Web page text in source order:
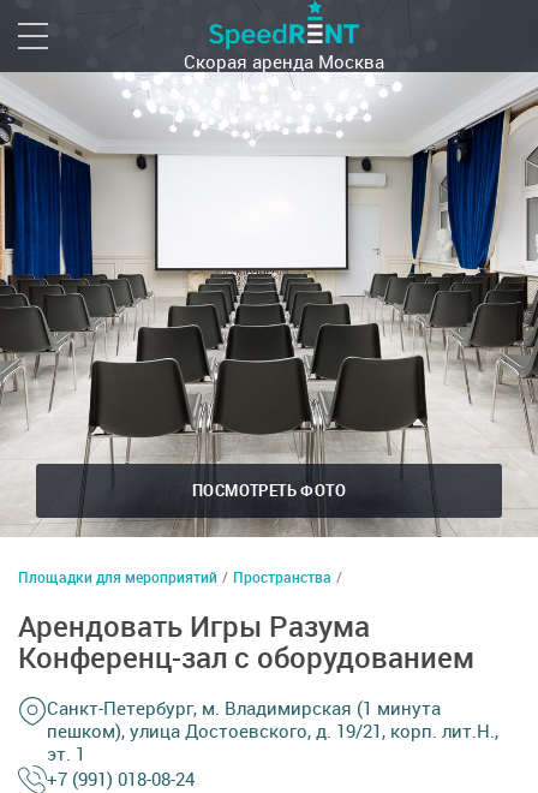
Скорая аренда Москва
ПОСМОТРЕТЬ ФОТО
Площадки для мероприятий / Пространства /
Арендовать Игры Разума
Конференц-зал с оборудованием
Санкт-Петербург, м. Владимирская (1 минута
пешком), улица Достоевского, д. 19/21, корп. лит.Н.,
эт. 1
+7 (991) 018-08-24